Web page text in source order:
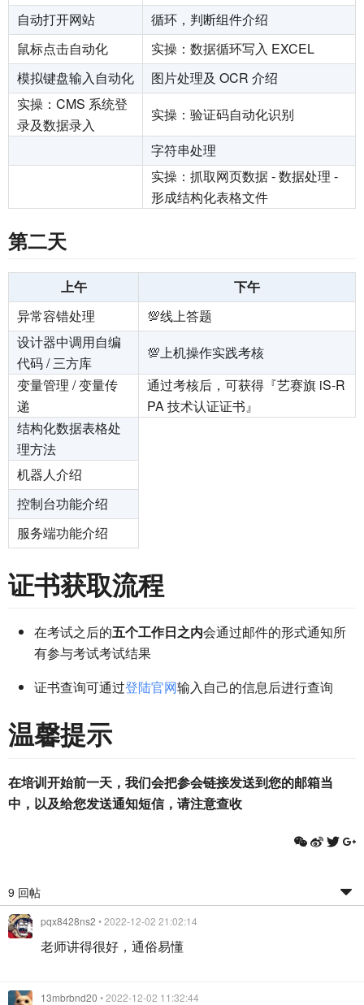
自动打开网站
循环，判断组件介绍
鼠标点击自动化
实操：数据循环写入 EXCEL
模拟键盘输入自动化
图片处理及 OCR 介绍
实操：CMS 系统登
录及数据录入
实操：验证码自动化识别
字符串处理
实操：抓取网页数据 - 数据处理 -
形成结构化表格文件
第二天
上午
下午
异常容错处理
💯线上答题
设计器中调用自编
代码 / 三方库
💯上机操作实践考核
变量管理 / 变量传
递
通过考核后，可获得『艺赛旗 iS-R
PA 技术认证证书』
结构化数据表格处
理方法
机器人介绍
控制台功能介绍
服务端功能介绍
证书获取流程
在考试之后的五个工作日之内会通过邮件的形式通知所
有参与考试考试结果
证书查询可通过登陆官网输入自己的信息后进行查询
温馨提示
在培训开始前一天，我们会把参会链接发送到您的邮箱当
中，以及给您发送通知短信，请注意查收
9 回帖
pqx8428ns2 • 2022-12-02 21:02:14
老师讲得很好，通俗易懂
13mbrbnd20 • 2022-12-02 11:32:44